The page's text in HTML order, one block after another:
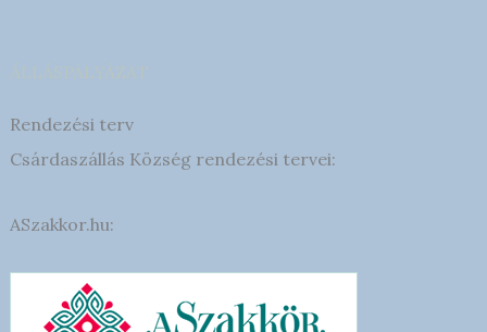
Rendezési terv
Csárdaszállás Község rendezési tervei:
ASzakkor.hu: